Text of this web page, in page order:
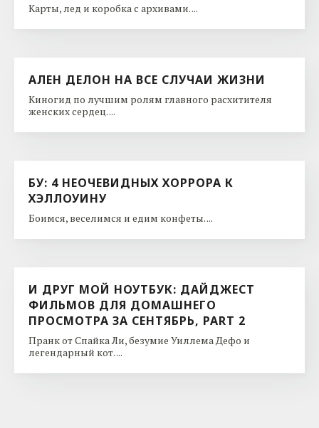
Карты, лед и коробка с архивами. ...
АЛЕН ДЕЛОН НА ВСЕ СЛУЧАИ ЖИЗНИ
Киногид по лучшим ролям главного расхитителя
женских сердец. ...
БУ: 4 НЕОЧЕВИДНЫХ ХОРРОРА К
ХЭЛЛОУИНУ
Боимся, веселимся и едим конфеты. ...
И ДРУГ МОЙ НОУТБУК: ДАЙДЖЕСТ
ФИЛЬМОВ ДЛЯ ДОМАШНЕГО
ПРОСМОТРА ЗА СЕНТЯБРЬ, PART 2
Пранк от Спайка Ли, безумие Уиллема Дефо и
легендарный кот. ...